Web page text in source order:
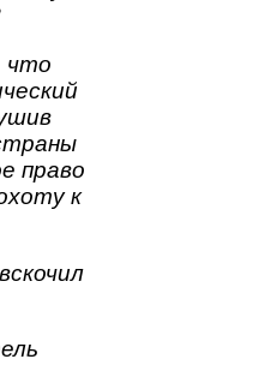
что
право
к